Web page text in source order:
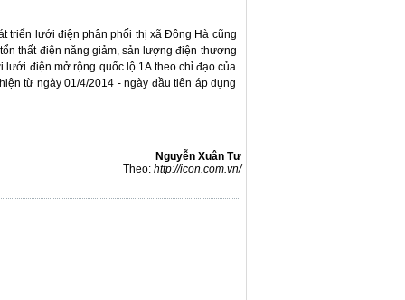
triển lưới điện phân phối thị xã Đông Hà cũng
thất điện năng giảm, sản lượng điện thương
điện mở rộng quốc lộ 1A theo chỉ đạo của
từ ngày 01/4/2014 - ngày đầu tiên áp dụng
Nguyễn Xuân Tư
Theo: http://icon.com.vn/